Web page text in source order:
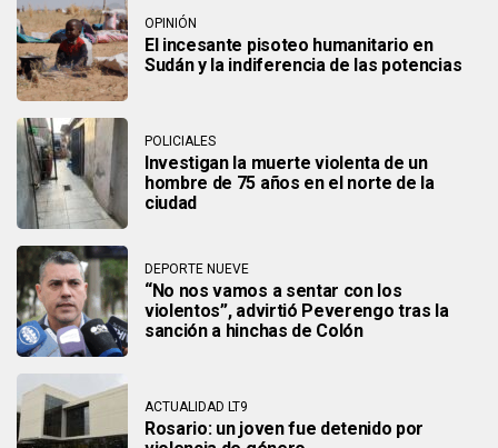
OPINIÓN
El incesante pisoteo humanitario en
Sudán y la indiferencia de las potencias
POLICIALES
Investigan la muerte violenta de un
hombre de 75 años en el norte de la
ciudad
DEPORTE NUEVE
“No nos vamos a sentar con los
violentos”, advirtió Peverengo tras la
sanción a hinchas de Colón
ACTUALIDAD LT9
Rosario: un joven fue detenido por